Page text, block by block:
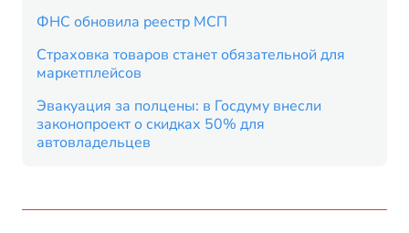
ФНС обновила реестр МСП
Страховка товаров станет обязательной для
маркетплейсов
Эвакуация за полцены: в Госдуму внесли
законопроект о скидках 50% для
автовладельцев